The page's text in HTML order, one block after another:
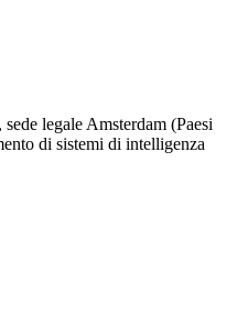
legale Amsterdam (Paesi
di sistemi di intelligenza